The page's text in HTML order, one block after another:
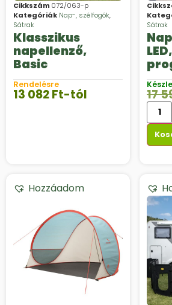
Cikkszám 072/063-p
Kategóriák Nap-, szélfogók,
Sátrak
Klasszikus
napellenző,
Basic
Rendelésre
13 082Ft-tól
Sátrak
x
17
Hozzáadom